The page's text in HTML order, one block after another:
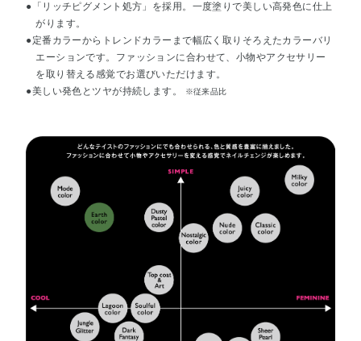
●「リッチピグメント処方」を採用。一度塗りで美しい高発色に仕上
がります。
●定番カラーからトレンドカラーまで幅広く取りそろえたカラーバリ
エーションです。ファッションに合わせて、小物やアクセサリー
を取り替える感覚でお選びいただけます。
●美しい発色とツヤが持続します。
※従来品比